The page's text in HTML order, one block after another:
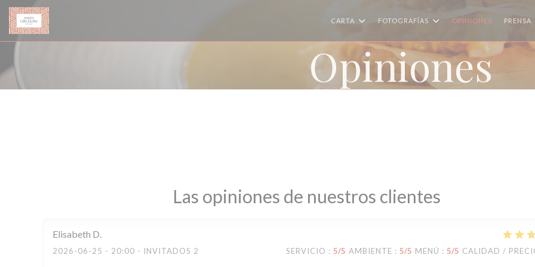
Personalización de sus opciones de cookies
CARTA FOTOGRAFÍAS OPINIONES PRENSA
Opiniones
Las opiniones de nuestros clientes
Elisabeth D
2026-06-25 - 20:00 - INVITADOS 2 SERVICIO : 5/5 AMBIENTE : 5/5 MENÚ : 5/5 CALIDAD /